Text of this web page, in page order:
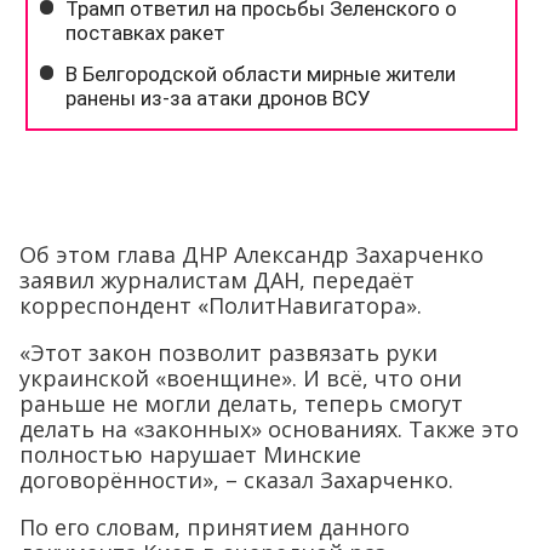
Об этом глава ДНР Александр Захарченко
заявил журналистам ДАН, передаёт
корреспондент «ПолитНавигатора».
«Этот закон позволит развязать руки
украинской «военщине». И всё, что они
раньше не могли делать, теперь смогут
делать на «законных» основаниях. Также это
полностью нарушает Минские
договорённости», – сказал Захарченко.
По его словам, принятием данного